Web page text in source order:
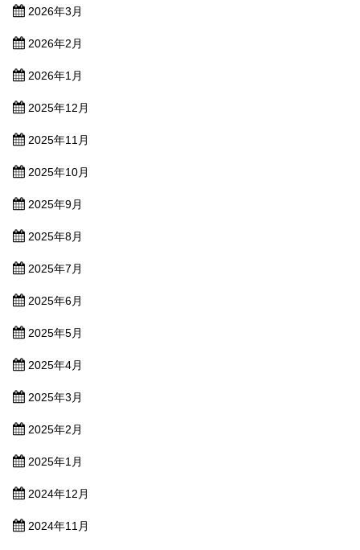
2026年3月
2026年2月
2026年1月
2025年12月
2025年11月
2025年10月
2025年9月
2025年8月
2025年7月
2025年6月
2025年5月
2025年4月
2025年3月
2025年2月
2025年1月
2024年12月
2024年11月